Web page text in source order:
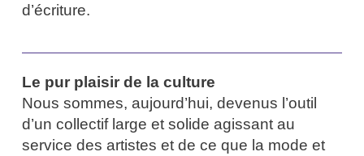
d’écriture.
Le pur plaisir de la culture
Nous sommes, aujourd’hui, devenus l’outil
d’un collectif large et solide agissant au
service des artistes et de ce que la mode et